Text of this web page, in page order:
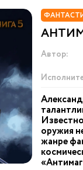
Автор:
оружия
жанре